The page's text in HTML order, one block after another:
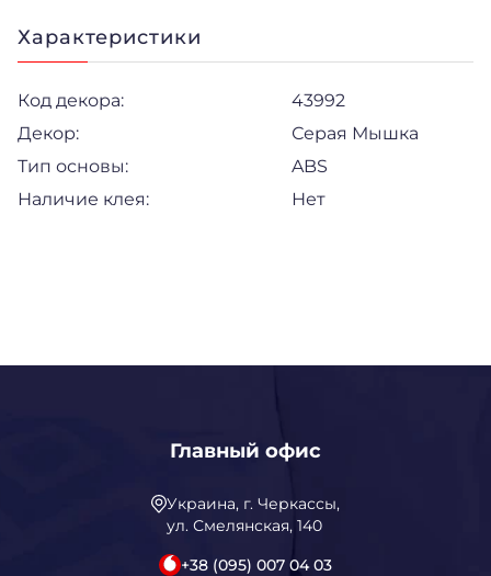
Характеристики
Код декора:
43992
Декор:
Серая Мышка
Тип основы:
ABS
Наличие клея:
Нет
Главный офис
Украина, г. Черкассы,
ул. Смелянская, 140
+38 (095) 007 04 03